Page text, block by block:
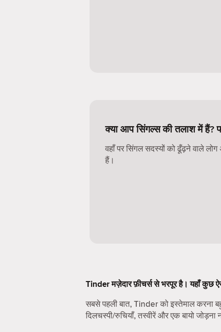
क्या आप सिंगल्स की तलाश में हैं?
वहाँ पर सिंगल सदस्यों को ढूँढ़ने वाले
हैं।
Tinder मज़ेदार फ़ीचर्स से भरपूर है। यहाँ कुछ
सबसे पहली बात, Tinder को इस्तेमाल
दिलचस्पी/रुचियाँ, तस्वीरें और एक बायो